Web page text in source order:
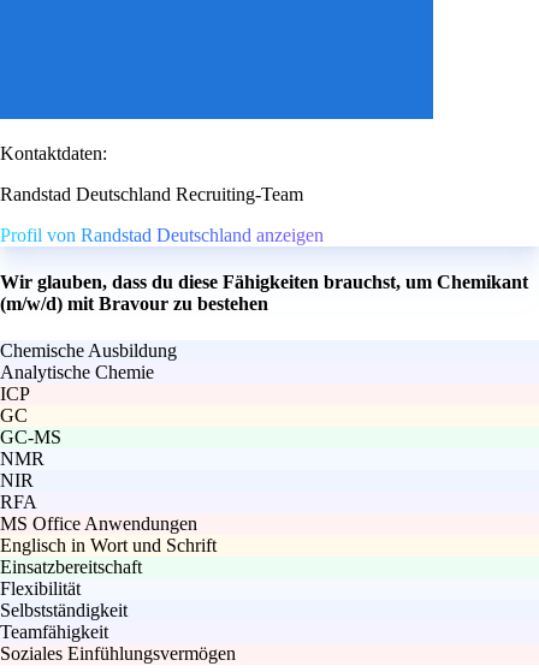
Kontaktdaten:
Randstad Deutschland Recruiting-Team
Profil von Randstad Deutschland anzeigen
Wir glauben, dass du diese Fähigkeiten brauchst, um Chemikant
(m/w/d) mit Bravour zu bestehen
Chemische Ausbildung
Analytische Chemie
ICP
GC
GC-MS
NMR
NIR
RFA
MS Office Anwendungen
Englisch in Wort und Schrift
Einsatzbereitschaft
Flexibilität
Selbstständigkeit
Teamfähigkeit
Soziales Einfühlungsvermögen